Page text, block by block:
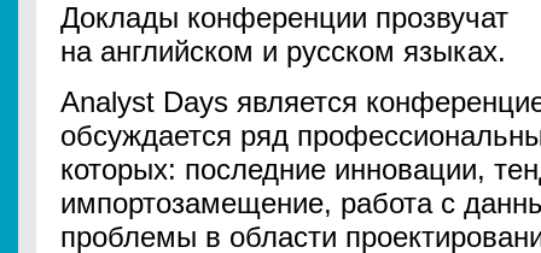
Доклады конференции прозвучат
на английском и русском языках.
Analyst Days является
обсуждается ряд
которых: последние инновации,
импортозамещение, работа с
проблемы в области